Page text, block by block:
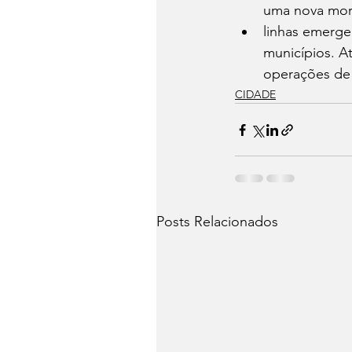
uma nova
linhas
municípios.
operações
CIDADE
Posts Relacionados